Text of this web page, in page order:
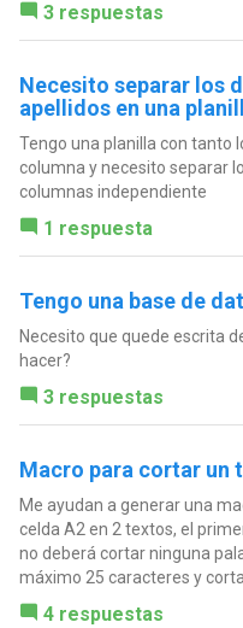
3 respuestas
Necesito separar los
apellidos en una
Tengo una planilla con tanto
columna y necesito separar
columnas independiente
1 respuesta
Tengo una base de
Necesito que quede escrita
hacer?
3 respuestas
Macro para cortar un
Me ayudan a generar una
celda A2 en 2 textos, el
no deberá cortar ninguna
máximo 25 caracteres y
4 respuestas